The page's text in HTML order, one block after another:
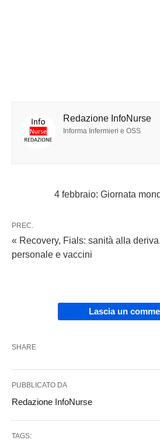
Redazione InfoNurse
Informa Infermieri e OSS
4 febbraio: Giornata
PREC.
« Recovery, Fials: sanità alla
personale e vaccini
Lascia un
SHARE
PUBBLICATO DA
Redazione InfoNurse
TAGS: